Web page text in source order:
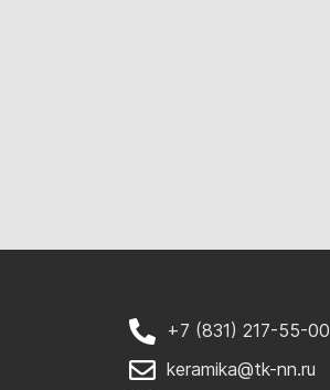
+7 (831) 217-55-00
keramika@tk-nn.ru